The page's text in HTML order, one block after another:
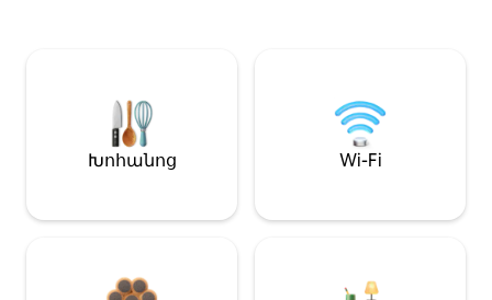
Խոհանոց Wi-Fi